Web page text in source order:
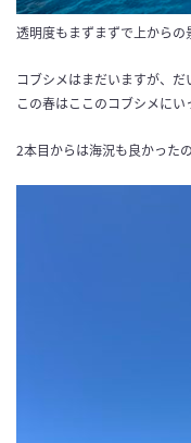
透明度もまずまずで上からの
コブシメはまだいますが、
この春はここのコブシメに
2本目からは海況も良かった